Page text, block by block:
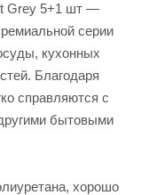
Grey 5+1 шт —
серии
кухонных
Благодаря
справляются с
бытовыми
хорошо